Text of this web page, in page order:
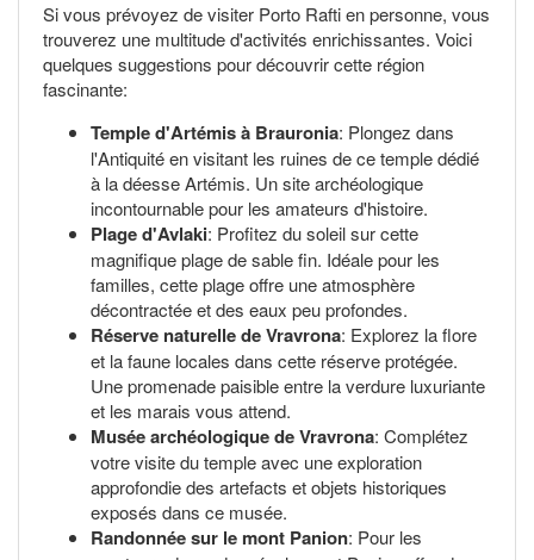
Si vous prévoyez de visiter Porto Rafti en personne, vous
trouverez une multitude d'activités enrichissantes. Voici
quelques suggestions pour découvrir cette région
fascinante:
Temple d'Artémis à Brauronia: Plongez dans
l'Antiquité en visitant les ruines de ce temple dédié
à la déesse Artémis. Un site archéologique
incontournable pour les amateurs d'histoire.
Plage d'Avlaki: Profitez du soleil sur cette
magnifique plage de sable fin. Idéale pour les
familles, cette plage offre une atmosphère
décontractée et des eaux peu profondes.
Réserve naturelle de Vravrona: Explorez la flore
et la faune locales dans cette réserve protégée.
Une promenade paisible entre la verdure luxuriante
et les marais vous attend.
Musée archéologique de Vravrona: Complétez
votre visite du temple avec une exploration
approfondie des artefacts et objets historiques
exposés dans ce musée.
Randonnée sur le mont Panion: Pour les